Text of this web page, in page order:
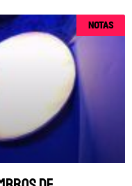
NOTAS